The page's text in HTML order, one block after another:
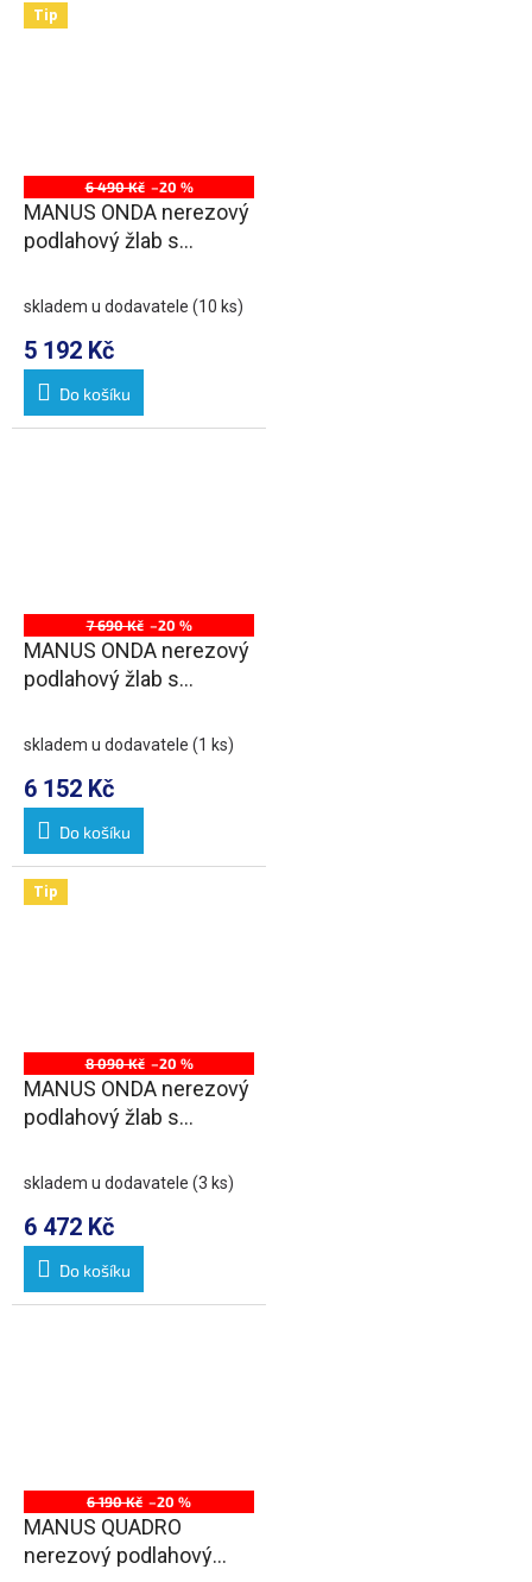
Tip
6 490 Kč –20 %
MANUS ONDA nerezový
podlahový žlab s
skladem u dodavatele (10 ks)
5 192 Kč
Do košíku
7 690 Kč –20 %
MANUS ONDA nerezový
podlahový žlab s
skladem u dodavatele (1 ks)
6 152 Kč
Do košíku
Tip
8 090 Kč –20 %
MANUS ONDA nerezový
podlahový žlab s
skladem u dodavatele (3 ks)
6 472 Kč
Do košíku
6 190 Kč –20 %
MANUS QUADRO
nerezový podlahový